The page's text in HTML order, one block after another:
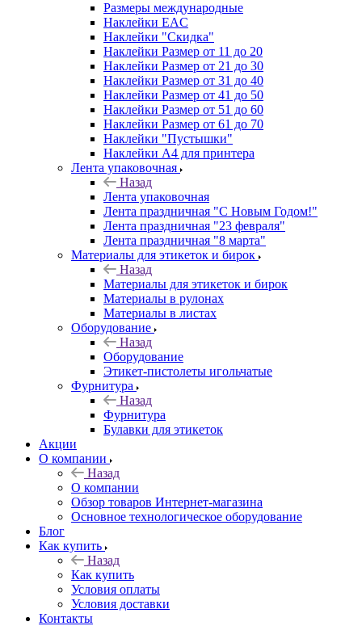
Размеры международные
Наклейки EAC
Наклейки "Скидка"
Наклейки Размер от 11 до 20
Наклейки Размер от 21 до 30
Наклейки Размер от 31 до 40
Наклейки Размер от 41 до 50
Наклейки Размер от 51 до 60
Наклейки Размер от 61 до 70
Наклейки "Пустышки"
Наклейки А4 для принтера
Лента упаковочная
Назад
Лента упаковочная
Лента праздничная "С Новым Годом!"
Лента праздничная "23 февраля"
Лента праздничная "8 марта"
Материалы для этикеток и бирок
Назад
Материалы для этикеток и бирок
Материалы в рулонах
Материалы в листах
Оборудование
Назад
Оборудование
Этикет-пистолеты игольчатые
Фурнитура
Назад
Фурнитура
Булавки для этикеток
Акции
О компании
Назад
О компании
Обзор товаров Интернет-магазина
Основное технологическое оборудование
Блог
Как купить
Назад
Как купить
Условия оплаты
Условия доставки
Контакты